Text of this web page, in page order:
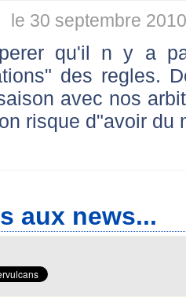
le 30 septembre
qu'il n y a
des regles.
avec nos
risque d"avoir du
aux news...